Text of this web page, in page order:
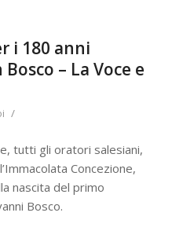
i 180 anni
– La Voce e
/
tutti gli oratori salesiani,
Concezione,
nascita del primo
Bosco.